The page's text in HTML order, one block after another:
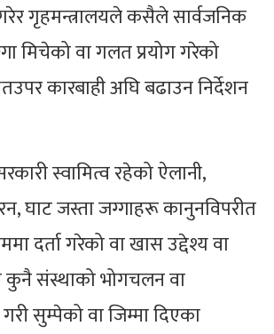
गरेर गृहमन्त्रालयले कसैले सार्वजनिक
मिचेको वा गलत प्रयोग गरेको
कारबाही अघि बढाउन निर्देशन
स्वामित्व रहेको ऐलानी,
घाट जस्ता जग्गाहरू कानुनविपरीत
दर्ता गरेको वा खास उद्देश्य वा
कुनै संस्थाको भोगचलन वा
सुम्पेको वा जिम्मा दिएका